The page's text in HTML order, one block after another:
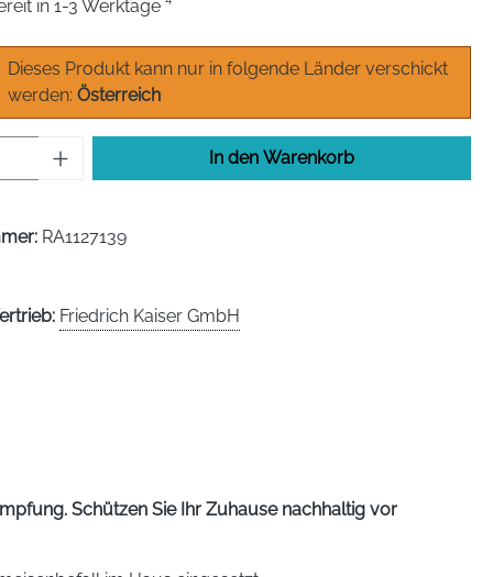
in 1-3 Werktage ⁴
Dieses Produkt kann nur in folgende Länder verschickt
werden:Österreich
Anzahl: Gib den gewünschten Wert
In den Warenkorb
RA1127139
Friedrich Kaiser GmbH
Schützen Sie Ihr Zuhause nachhaltig vor